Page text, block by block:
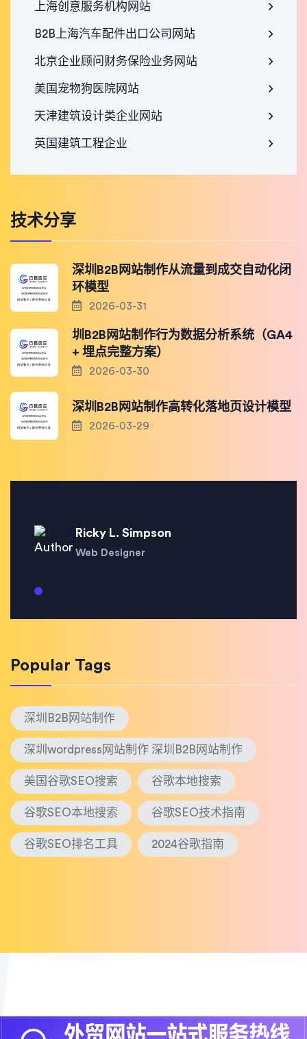
上海创意服务机构网站
B2B上海汽车配件出口公司网站
北京企业顾问财务保险业务网站
美国宠物狗医院网站
天津建筑设计类企业网站
英国建筑工程企业
技术分享
深圳B2B网站制作从流量到成交自动化闭
环模型
2026-03-31
圳B2B网站制作行为数据分析系统（GA4
+ 埋点完整方案）
2026-03-30
深圳B2B网站制作高转化落地页设计模型
2026-03-29
Ricky L. Simpson
Web Designer
Popular Tags
深圳B2B网站制作
深圳wordpress网站制作 深圳B2B网站制作
美国谷歌SEO搜索 谷歌本地搜索
谷歌SEO本地搜索 谷歌SEO技术指南
谷歌SEO排名工具 2024谷歌指南